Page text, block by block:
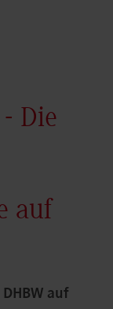
Die
auf
auf